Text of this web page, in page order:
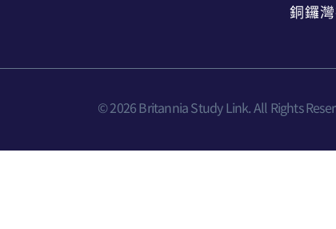
銅鑼
© 2026 Britannia Study Link. All Rights